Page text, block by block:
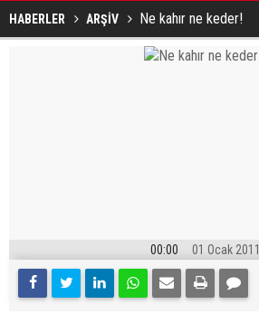
HABERLER ARŞİV Ne kahır ne keder!
00:00 01 Ocak 2011